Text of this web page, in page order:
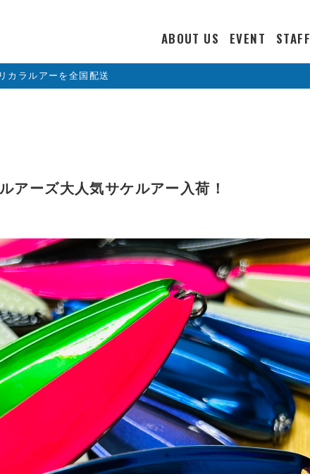
ABOUT US EVENT STAFF
カラルアーを全国配送
アーズ大人気サケルアー入荷！